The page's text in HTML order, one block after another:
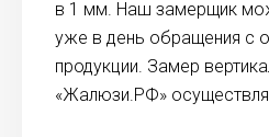
в 1 мм. Наш замерщик
уже в день обращения с
продукции. Замер
«Жалюзи.РФ»